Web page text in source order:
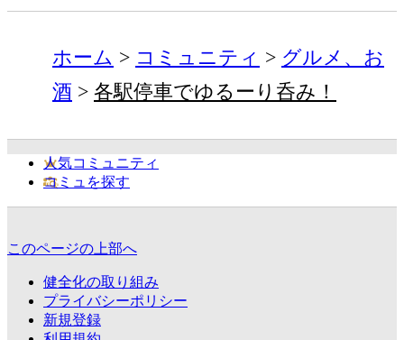
ホーム コミュニティ
グルメ、お
酒
各駅停車でゆるーり呑み！
人気コミュニティ
コミュを探す
このページの上部へ
健全化の取り組み
プライバシーポリシー
新規登録